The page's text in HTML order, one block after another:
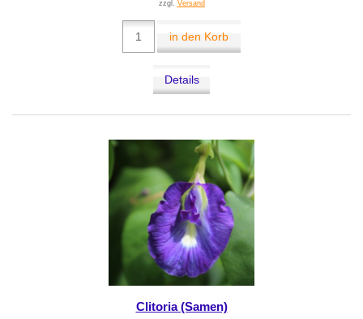
zzgl. Versand
in den Korb
Details
Clitoria (Samen)